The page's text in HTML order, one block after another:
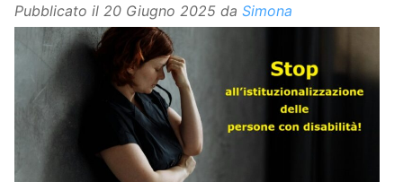
Pubblicato il 20 Giugno 2025 da Simona